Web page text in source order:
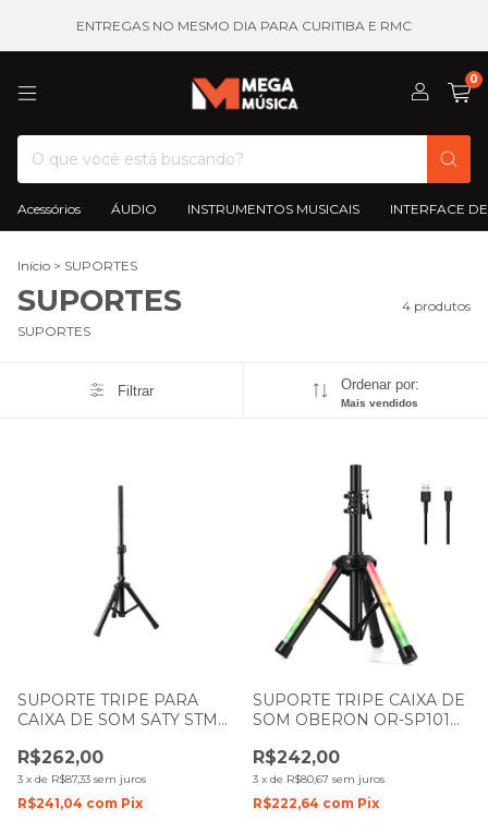
ENTREGAS NO MESMO DIA PARA CURITIBA E RMC
0
Acessórios ÁUDIO INSTRUMENTOS MUSICAIS INTERFACE
Início > SUPORTES
SUPORTES
4 produtos
SUPORTES
Filtrar Ordenar por:
Mais vendidos
SUPORTE TRIPE PARA
CAIXA DE SOM SATY STM
R$262,00
3 x de R$87,33 sem juros
R$241,04 com Pix
SUPORTE TRIPE CAIXA DE
SOM OBERON OR-SP101
R$242,00
3 x de R$80,67 sem juros
R$222,64 com Pix